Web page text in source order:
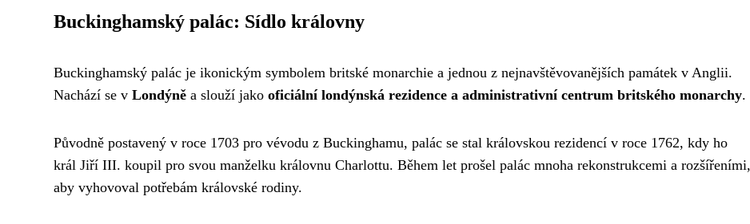
Buckinghamský palác: Sídlo královny
Buckinghamský palác je ikonickým symbolem britské monarchie a jednou z nejnavštěvovanějších památek v Anglii.
Nachází se v Londýně a slouží jako oficiální londýnská rezidence a administrativní centrum britského monarchy.
Původně postavený v roce 1703 pro vévodu z Buckinghamu, palác se stal královskou rezidencí v roce 1762, kdy ho
král Jiří III. koupil pro svou manželku královnu Charlottu. Během let prošel palác mnoha rekonstrukcemi a rozšířeními,
aby vyhovoval potřebám královské rodiny.